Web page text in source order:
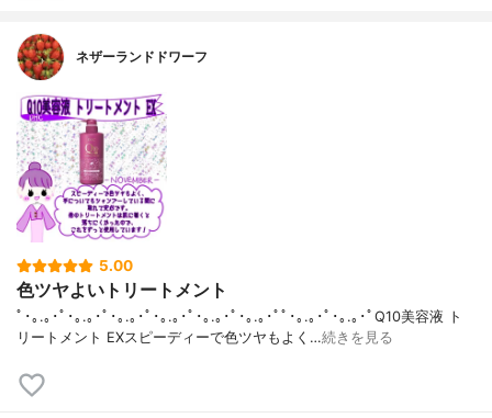
ネザーランドドワーフ
5.00
色ツヤよいトリートメント
ﾟ･｡.｡･ﾟ･｡.｡･ﾟ･｡.｡･ﾟ･｡.｡･ﾟ･｡.｡･ﾟ･｡.｡･ﾟﾟ･｡.｡･ﾟ･｡.｡･ﾟQ10美容液 ト
リートメント EXスピーディーで色ツヤもよく…続きを見る